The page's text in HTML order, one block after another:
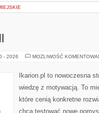
- 2026 MOŻLIWOŚĆ
Ikarion.pl to nowoczesna
wiedzę z motywacją. To
które cenią konkretne
chcą testować nowe